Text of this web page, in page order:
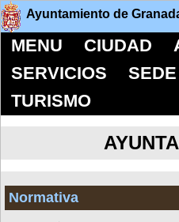
Ayuntamiento de
MENU CIUDAD
SERVICIOS
TURISMO
Normativa